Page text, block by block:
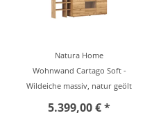
Natura Home
Wohnwand Cartago Soft -
Wildeiche massiv, natur geölt
5.399,00 € *